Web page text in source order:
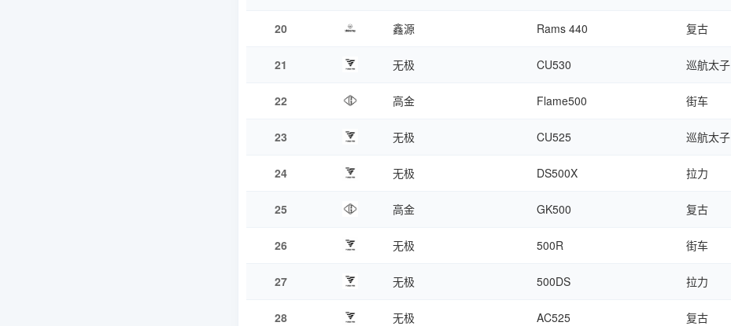
20 鑫源 Rams 440 复古
21 无极 CU530 巡航太子
22 高金 Flame500 街车
23 无极 CU525 巡航太子
24 无极 DS500X 拉力
25 高金 GK500 复古
26 无极 500R 街车
27 无极 500DS 拉力
28 无极 AC525 复古